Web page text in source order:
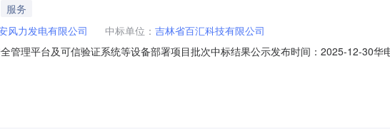
服务
风力发电有限公司 中标单位： 吉林省百汇科技有限公司
管理平台及可信验证系统等设备部署项目批次中标结果公示发布时间：2025-12-30华
、其他无。三、联系方式招标人：华电吉林大安风力发电有限公司、电吉林双辽风力